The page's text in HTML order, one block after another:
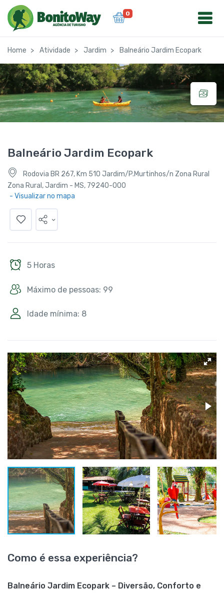
0
Home Atividade Jardim Balneário Jardim Ecopark
Balneário Jardim Ecopark
Rodovia BR 267, Km 510 Jardim/P.Murtinhos/n Zona Rural
Zona Rural, Jardim - MS, 79240-000
- Visualizar no mapa
5 Horas
Máximo de pessoas: 99
Idade mínima: 8
Como é essa experiência?
Balneário Jardim Ecopark – Diversão, Conforto e